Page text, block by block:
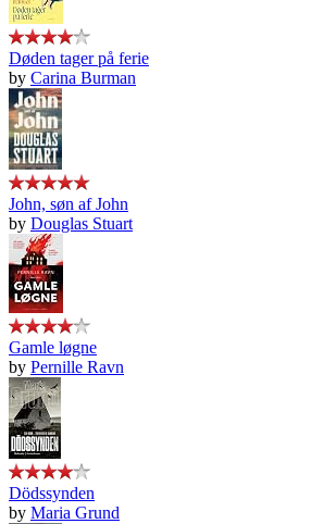
Døden tager på ferie
by Carina Burman
John, søn af John
by Douglas Stuart
Gamle løgne
by Pernille Ravn
Dödssynden
by Maria Grund